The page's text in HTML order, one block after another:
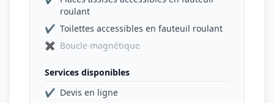
roulant
✔ Toilettes accessibles en fauteuil roulant
✖ Boucle magnétique
Services disponibles
✔ Devis en ligne